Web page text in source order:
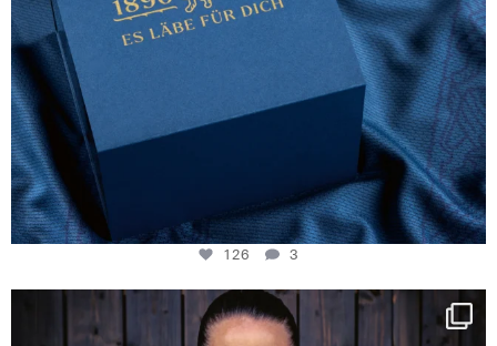
126 3
NIE USENAND GAH
Some anniversaries